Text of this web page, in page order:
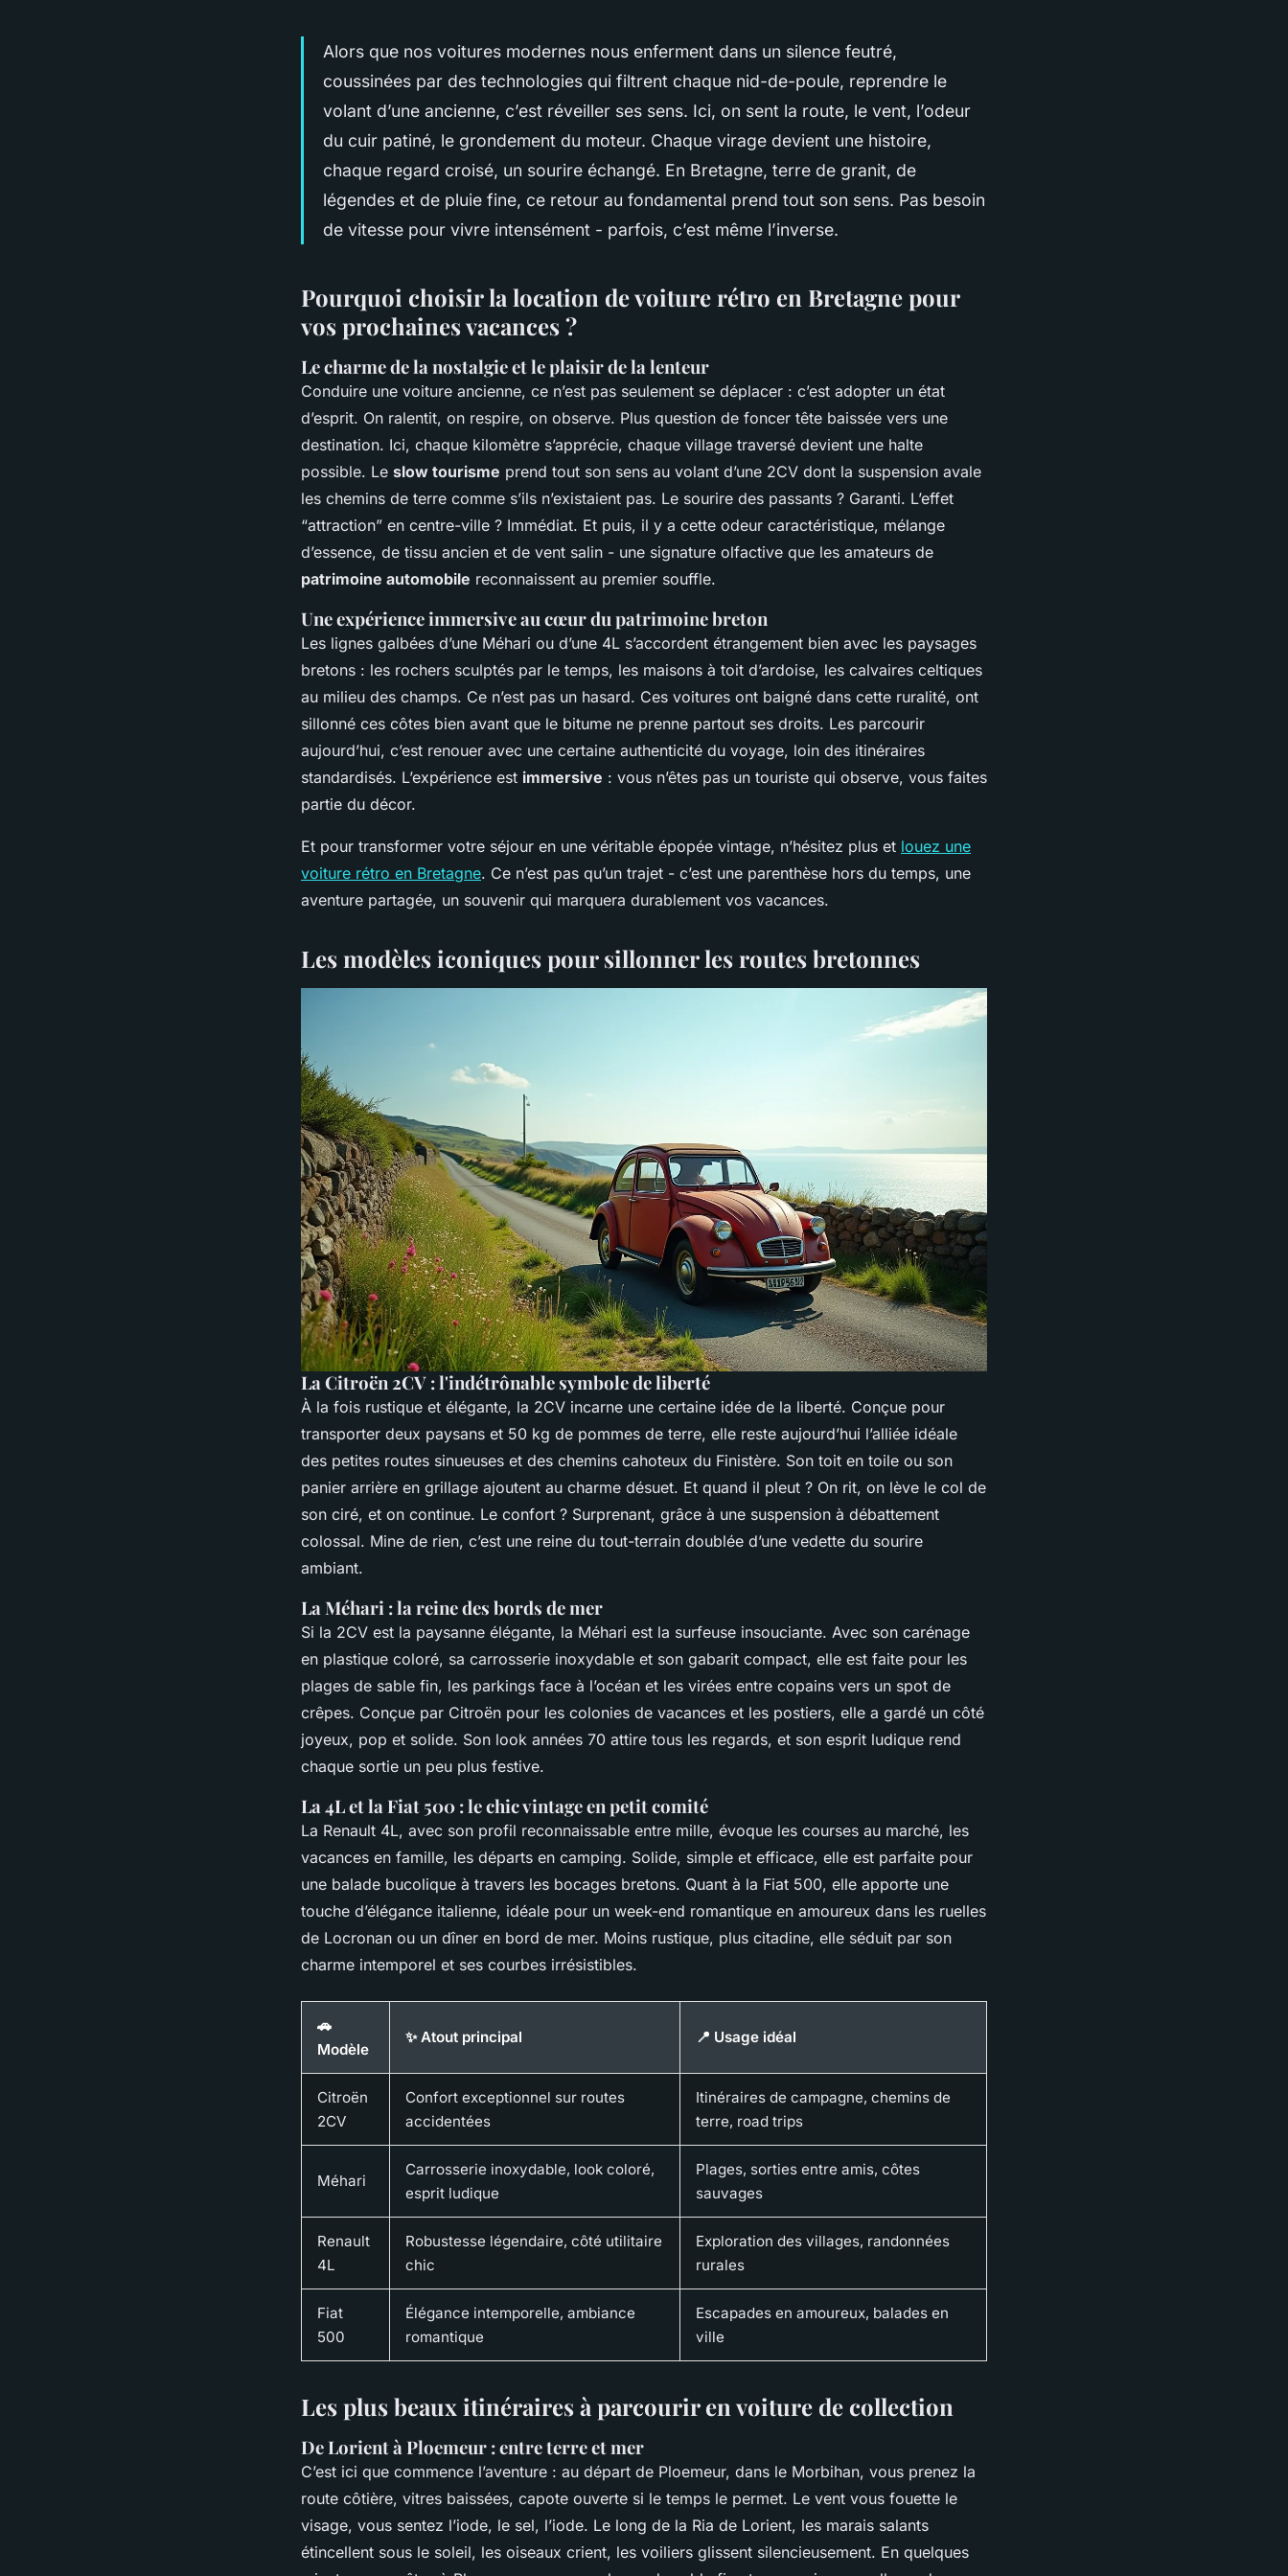
Alors que nos voitures modernes nous enferment dans un silence feutré,
coussinées par des technologies qui filtrent chaque nid-de-poule, reprendre le
volant d’une ancienne, c’est réveiller ses sens. Ici, on sent la route, le vent, l’odeur
du cuir patiné, le grondement du moteur. Chaque virage devient une histoire,
chaque regard croisé, un sourire échangé. En Bretagne, terre de granit, de
légendes et de pluie fine, ce retour au fondamental prend tout son sens. Pas besoin
de vitesse pour vivre intensément - parfois, c’est même l’inverse.
Pourquoi choisir la location de voiture rétro en Bretagne pour
vos prochaines vacances ?
Le charme de la nostalgie et le plaisir de la lenteur
Conduire une voiture ancienne, ce n’est pas seulement se déplacer : c’est adopter un état
d’esprit. On ralentit, on respire, on observe. Plus question de foncer tête baissée vers une
destination. Ici, chaque kilomètre s’apprécie, chaque village traversé devient une halte
possible. Le slow tourisme prend tout son sens au volant d’une 2CV dont la suspension avale
les chemins de terre comme s’ils n’existaient pas. Le sourire des passants ? Garanti. L’effet
“attraction” en centre-ville ? Immédiat. Et puis, il y a cette odeur caractéristique, mélange
d’essence, de tissu ancien et de vent salin - une signature olfactive que les amateurs de
patrimoine automobile reconnaissent au premier souffle.
Une expérience immersive au cœur du patrimoine breton
Les lignes galbées d’une Méhari ou d’une 4L s’accordent étrangement bien avec les paysages
bretons : les rochers sculptés par le temps, les maisons à toit d’ardoise, les calvaires celtiques
au milieu des champs. Ce n’est pas un hasard. Ces voitures ont baigné dans cette ruralité, ont
sillonné ces côtes bien avant que le bitume ne prenne partout ses droits. Les parcourir
aujourd’hui, c’est renouer avec une certaine authenticité du voyage, loin des itinéraires
standardisés. L’expérience est immersive : vous n’êtes pas un touriste qui observe, vous faites
partie du décor.
Et pour transformer votre séjour en une véritable épopée vintage, n’hésitez plus et louez une
voiture rétro en Bretagne. Ce n’est pas qu’un trajet - c’est une parenthèse hors du temps, une
aventure partagée, un souvenir qui marquera durablement vos vacances.
Les modèles iconiques pour sillonner les routes bretonnes
La Citroën 2CV : l'indétrônable symbole de liberté
À la fois rustique et élégante, la 2CV incarne une certaine idée de la liberté. Conçue pour
transporter deux paysans et 50 kg de pommes de terre, elle reste aujourd’hui l’alliée idéale
des petites routes sinueuses et des chemins cahoteux du Finistère. Son toit en toile ou son
panier arrière en grillage ajoutent au charme désuet. Et quand il pleut ? On rit, on lève le col de
son ciré, et on continue. Le confort ? Surprenant, grâce à une suspension à débattement
colossal. Mine de rien, c’est une reine du tout-terrain doublée d’une vedette du sourire
ambiant.
La Méhari : la reine des bords de mer
Si la 2CV est la paysanne élégante, la Méhari est la surfeuse insouciante. Avec son carénage
en plastique coloré, sa carrosserie inoxydable et son gabarit compact, elle est faite pour les
plages de sable fin, les parkings face à l’océan et les virées entre copains vers un spot de
crêpes. Conçue par Citroën pour les colonies de vacances et les postiers, elle a gardé un côté
joyeux, pop et solide. Son look années 70 attire tous les regards, et son esprit ludique rend
chaque sortie un peu plus festive.
La 4L et la Fiat 500 : le chic vintage en petit comité
La Renault 4L, avec son profil reconnaissable entre mille, évoque les courses au marché, les
vacances en famille, les départs en camping. Solide, simple et efficace, elle est parfaite pour
une balade bucolique à travers les bocages bretons. Quant à la Fiat 500, elle apporte une
touche d’élégance italienne, idéale pour un week-end romantique en amoureux dans les ruelles
de Locronan ou un dîner en bord de mer. Moins rustique, plus citadine, elle séduit par son
charme intemporel et ses courbes irrésistibles.
🚗
Modèle
✨ Atout principal 📍 Usage idéal
Citroën
2CV
Confort exceptionnel sur routes
accidentées
Itinéraires de campagne, chemins de
terre, road trips
Méhari
Carrosserie inoxydable, look coloré,
esprit ludique
Plages, sorties entre amis, côtes
sauvages
Renault
4L
Robustesse légendaire, côté utilitaire
chic
Exploration des villages, randonnées
rurales
Fiat
500
Élégance intemporelle, ambiance
romantique
Escapades en amoureux, balades en
ville
Les plus beaux itinéraires à parcourir en voiture de collection
De Lorient à Ploemeur : entre terre et mer
C’est ici que commence l’aventure : au départ de Ploemeur, dans le Morbihan, vous prenez la
route côtière, vitres baissées, capote ouverte si le temps le permet. Le vent vous fouette le
visage, vous sentez l’iode, le sel, l’iode. Le long de la Ria de Lorient, les marais salants
étincellent sous le soleil, les oiseaux crient, les voiliers glissent silencieusement. En quelques